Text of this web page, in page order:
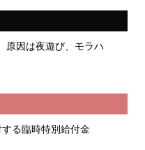
因は夜遊び、モラハ
る臨時特別給付金